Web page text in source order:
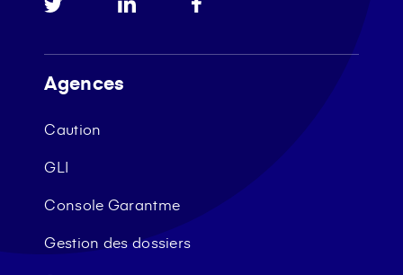
Agences
Caution
GLI
Console Garantme
Gestion des dossiers